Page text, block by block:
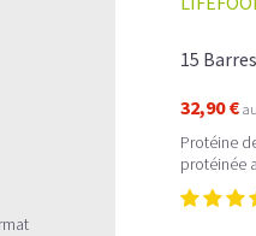
15
32,90 €
Protéine
protéinée